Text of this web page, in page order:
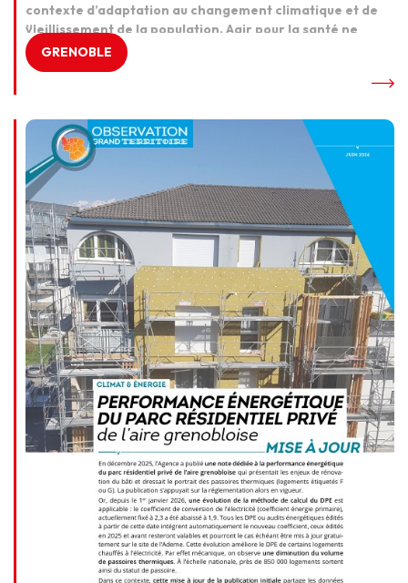
contexte d’adaptation au changement climatique et de
vieillissement de la population. Agir pour la santé ne
passe pas uniquement par l’amélioration de l’offre de
soins et de son accessibilité. Toutes les politiques
publiques ont en effet un impact sur l’environnement […]
...
GRENOBLE